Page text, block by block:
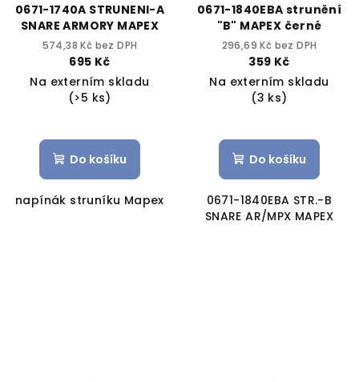
0671-1740A STRUNENI-A
SNARE ARMORY MAPEX
574,38 Kč bez DPH
695 Kč
Na externím skladu
(>5 ks)
Do košíku
napínák struníku Mapex
0671-1840EBA strunění
"B" MAPEX černé
296,69 Kč bez DPH
359 Kč
Na externím skladu
(3 ks)
Do košíku
0671-1840EBA STR.-B
SNARE AR/MPX MAPEX